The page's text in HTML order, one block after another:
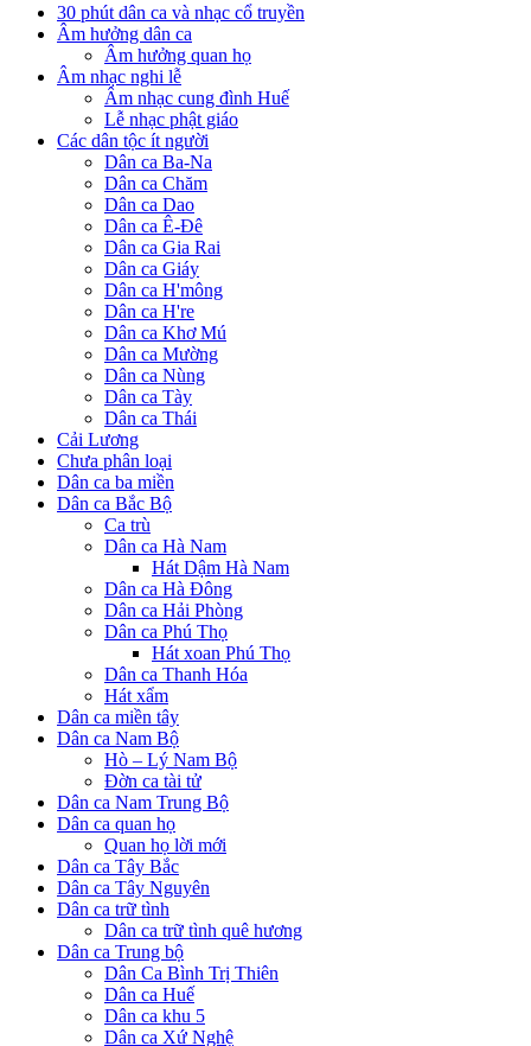
30 phút dân ca và nhạc cổ truyền
Âm hưởng dân ca
Âm hưởng quan họ
Âm nhạc nghi lễ
Âm nhạc cung đình Huế
Lễ nhạc phật giáo
Các dân tộc ít người
Dân ca Ba-Na
Dân ca Chăm
Dân ca Dao
Dân ca Ê-Đê
Dân ca Gia Rai
Dân ca Giáy
Dân ca H'mông
Dân ca H're
Dân ca Khơ Mú
Dân ca Mường
Dân ca Nùng
Dân ca Tày
Dân ca Thái
Cải Lương
Chưa phân loại
Dân ca ba miền
Dân ca Bắc Bộ
Ca trù
Dân ca Hà Nam
Hát Dậm Hà Nam
Dân ca Hà Đông
Dân ca Hải Phòng
Dân ca Phú Thọ
Hát xoan Phú Thọ
Dân ca Thanh Hóa
Hát xẩm
Dân ca miền tây
Dân ca Nam Bộ
Hò – Lý Nam Bộ
Đờn ca tài tử
Dân ca Nam Trung Bộ
Dân ca quan họ
Quan họ lời mới
Dân ca Tây Bắc
Dân ca Tây Nguyên
Dân ca trữ tình
Dân ca trữ tình quê hương
Dân ca Trung bộ
Dân Ca Bình Trị Thiên
Dân ca Huế
Dân ca khu 5
Dân ca Xứ Nghệ